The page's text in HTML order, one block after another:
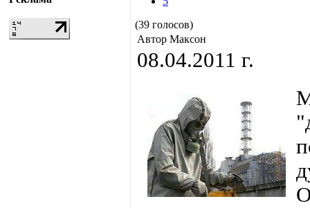
(39 голосов)
Автор Максон
08.04.2011 г.